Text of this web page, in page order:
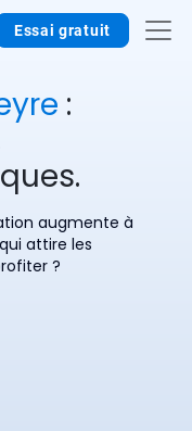
Essai gratuit
:
augmente à
attire les
?